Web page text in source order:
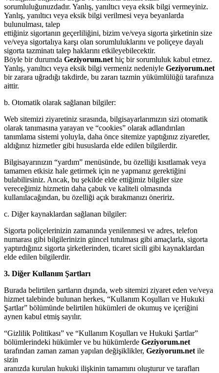
sorumluluğunuzdadır. Yanlış, yanıltıcı veya eksik bilgi vermeyiniz.
Yanlış, yanıltıcı veya eksik bilgi verilmesi veya beyanlarda
bulunulması, talep
ettiğiniz sigortanın geçerliliğini, bizim ve/veya sigorta şirketinin size
ve/veya sigortalıya karşı olan sorumluluklarını ve poliçeye dayalı
sigorta tazminatı talep haklarını etkileyebilecektir.
Böyle bir durumda Geziyorum.net hiç bir sorumluluk kabul etmez.
Yanlış, yanıltıcı veya eksik bilgi vermeniz nedeniyle Geziyorum.net
bir zarara uğradığı takdirde, bu zararı tazmin yükümlülüğü tarafınıza
aittir.
b. Otomatik olarak sağlanan bilgiler:
Web sitemizi ziyaretiniz sırasında, bilgisayarlarımızın sizi otomatik
olarak tanımasına yarayan ve “cookies” olarak adlandırılan
tanımlama sistemi yoluyla, daha önce sitemize yaptığınız ziyaretler,
aldığınız hizmetler gibi hususlarda elde edilen bilgilerdir.
Bilgisayarınızın “yardım” menüsünde, bu özelliği kısıtlamak veya
tamamen etkisiz hale getirmek için ne yapmanız gerektiğini
bulabilirsiniz. Ancak, bu şekilde elde ettiğimiz bilgiler size
vereceğimiz hizmetin daha çabuk ve kaliteli olmasında
kullanılacağından, bu özelliği açık bırakmanızı öneririz.
c. Diğer kaynaklardan sağlanan bilgiler:
Sigorta poliçelerinizin zamanında yenilenmesi ve adres, telefon
numarası gibi bilgilerinizin güncel tutulması gibi amaçlarla, sigorta
yaptırdığınız sigorta şirketlerinden, ticaret sicili gibi kaynaklardan
elde edilen bilgilerdir.
3. Diğer Kullanım Şartları
Burada belirtilen şartların dışında, web sitemizi ziyaret eden ve/veya
hizmet talebinde bulunan herkes, “Kullanım Koşulları ve Hukuki
Şartlar” bölümünde belirtilen hükümleri de okumuş ve içeriğini
aynen kabul etmiş sayılır.
“Gizlilik Politikası” ve “Kullanım Koşulları ve Hukuki Şartlar”
bölümlerindeki hükümler ve bu hükümlerde Geziyorum.net
tarafından zaman zaman yapılan değişiklikler, Geziyorum.net ile
sizin
aranızda kurulan hukuki ilişkinin tamamını oluşturur ve tarafları